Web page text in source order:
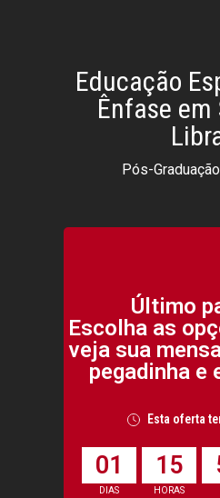
Educação
Ênfase em
Pós-Graduação
Último
Escolha as
veja sua
pegadinha e
Esta oferta
01
DIAS
15
HORAS